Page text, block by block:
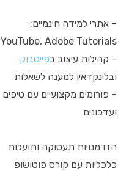
– אתרי למידה חינמיים:
YouTube, Adobe Tutorials
– קהילות עיצוב בפייסבוק
ובלינקדאין למענה לשאלות
– פורומים מקצועיים עם טיפים
ועדכונים
הזדמנויות תעסוקה ותועלות
כלכליות עם קורס פוטושופ